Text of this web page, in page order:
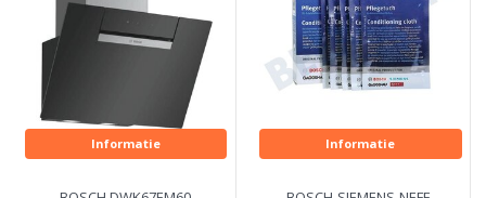
Informatie Informatie